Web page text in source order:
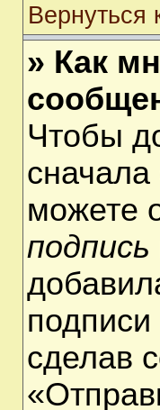
Вернуться
» Как
Чтобы
можете
подпись
сделав